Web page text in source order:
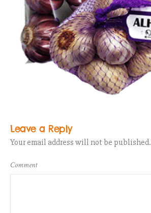
Leave a Reply
Your email address will not be published.
Comment